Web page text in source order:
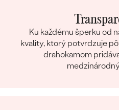
Ku každému šperku od
kvality, ktorý potvrdzuje
drahokamom